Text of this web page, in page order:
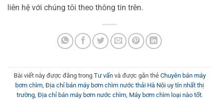
liên hệ với chúng tôi theo thông tin trên.
Bài viết này được đăng trong Tư vấnvà được gắn thẻ Chuyên bán máy
bơm chìm Địa chỉ bán máy bơm chìm nước thải Hà Nội uy tín nhất thị
trường, Địa chỉ bán máy bơm nước chìm, Máy bơm chìm loại nào tốt.